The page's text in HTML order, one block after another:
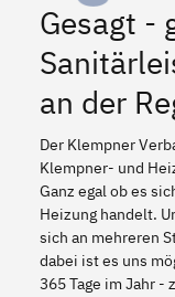
Gesagt -
an der
Der Klempner
Klempner- und
Ganz egal ob es
Heizung handelt.
sich an mehreren
dabei ist es uns
365 Tage im Jahr -